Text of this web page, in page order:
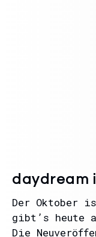
daydream
Der Oktober
gibt’s heute
Die